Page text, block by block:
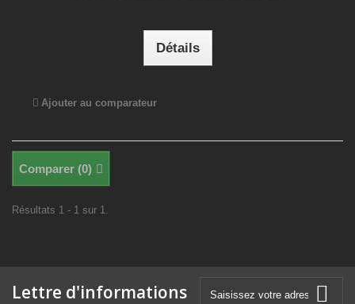
Détails
Ajouter au comparateur
Comparer (0)
Résultats 1 - 1 sur 1.
Lettre d'informations